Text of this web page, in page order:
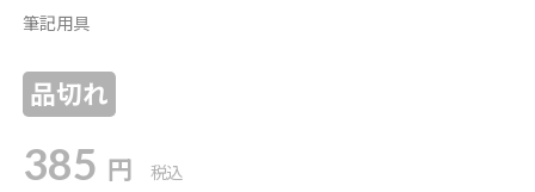
筆記用具
品切れ
385 円 税込